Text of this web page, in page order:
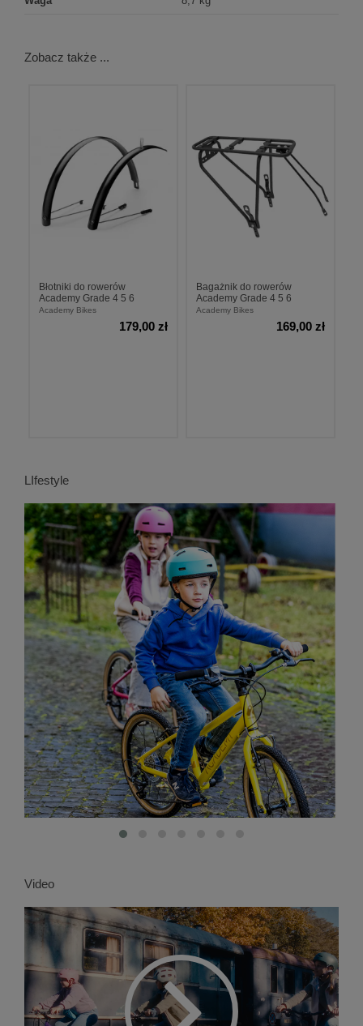
Zobacz także ...
Błotniki do rowerów
Academy Grade 4 5 6
Academy Bikes
179,00 zł
Bagażnik do rowerów
Academy Grade 4 5 6
Academy Bikes
169,00 zł
LIfestyle
Video